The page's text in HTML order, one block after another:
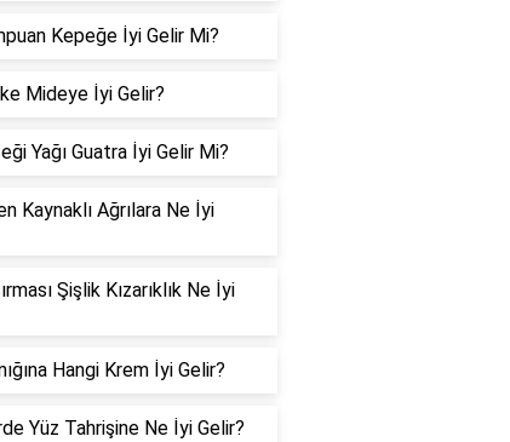
Kepeğe İyi Gelir Mi?
Mideye İyi Gelir?
Yağı Guatra İyi Gelir Mi?
Kaynaklı Ağrılara Ne İyi
Şişlik Kızarıklık Ne İyi
Hangi Krem İyi Gelir?
Yüz Tahrişine Ne İyi Gelir?